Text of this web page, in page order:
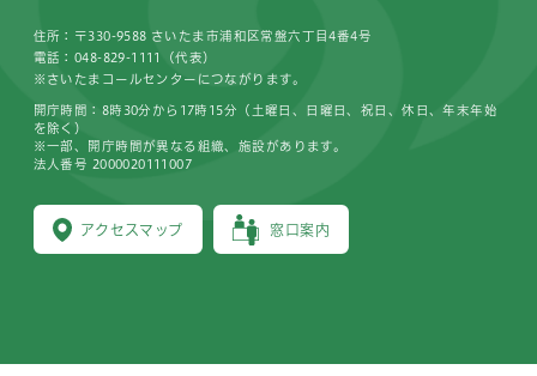
住所：〒330-9588 さいたま市浦和区常盤六丁目4番4号
電話：048-829-1111（代表）
※さいたまコールセンターにつながります。
アクセスマップ 窓口案内
開庁時間：8時30分から17時15分（土曜日、日曜日、祝日、休日、年末年始
を除く）
※一部、開庁時間が異なる組織、施設があります。
法人番号 2000020111007